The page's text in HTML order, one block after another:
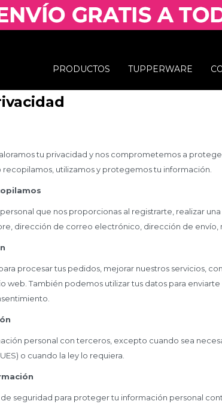
PRODUCTOS TUPPERWARE
tu privacidad y nos comprometemos a
utilizamos y protegemos tu información.
que nos proporcionas al registrarte, realizar
dirección de correo electrónico, dirección de envío,
procesar tus pedidos, mejorar nuestros servicios,
web. También podemos utilizar tus datos para
personal con terceros, excepto cuando sea
o cuando la ley lo requiera.
seguridad para proteger tu información personal